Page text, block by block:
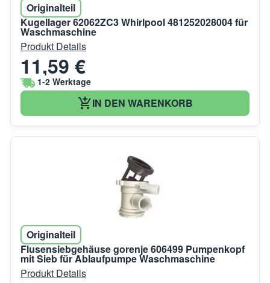
Originalteil
Kugellager 62062ZC3 Whirlpool 481252028004 für
Waschmaschine
Produkt Details
11,59 €
1-2 Werktage
IN DEN WARENKORB
Originalteil
Flusensiebgehäuse gorenje 606499 Pumpenkopf
mit Sieb für Ablaufpumpe Waschmaschine
Produkt Details